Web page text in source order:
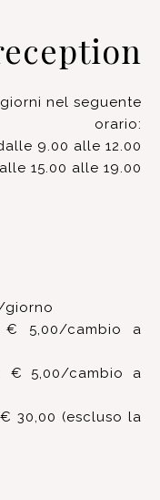
nel seguente
orario:
9.00 alle 12.00
15.00 alle 19.00
giorno
€ 5,00/cambio a
€ 5,00/cambio a
30,00 (escluso la